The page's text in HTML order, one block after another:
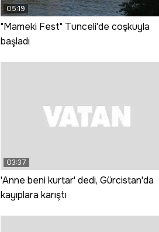
05:19
"Mameki Fest" Tunceli'de coşkuyla
başladı
03:37
'Anne beni kurtar' dedi, Gürcistan'da
kayıplara karıştı